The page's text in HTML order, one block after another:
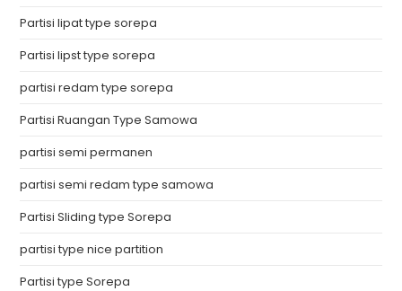
Partisi lipat type sorepa
Partisi lipst type sorepa
partisi redam type sorepa
Partisi Ruangan Type Samowa
partisi semi permanen
partisi semi redam type samowa
Partisi Sliding type Sorepa
partisi type nice partition
Partisi type Sorepa